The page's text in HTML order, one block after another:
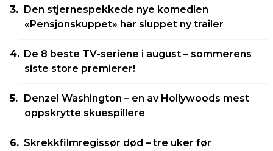
Den stjernespekkede nye komedien
«Pensjonskuppet» har sluppet ny trailer
De 8 beste TV-seriene i august – sommerens
siste store premierer!
Denzel Washington – en av Hollywoods mest
oppskrytte skuespillere
Skrekkfilmregissør død – tre uker før